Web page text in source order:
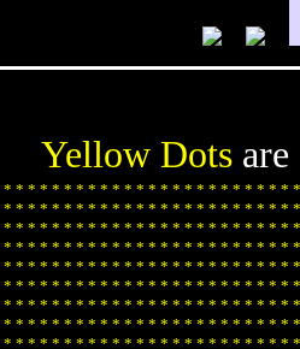
Yellow Dots
* * * * * * * * * * * * * * * * * * * * * * * *
* * * * * * * * * * * * * * * * * * * * * * * *
* * * * * * * * * * * * * * * * * * * * * * * *
* * * * * * * * * * * * * * * * * * * * * * * *
* * * * * * * * * * * * * * * * * * * * * * * *
* * * * * * * * * * * * * * * * * * * * * * * *
* * * * * * * * * * * * * * * * * * * * * * * *
* * * * * * * * * * * * * * * * * * * * * * * *
* * * * * * * * * * * * * * * * * * * * * * * *